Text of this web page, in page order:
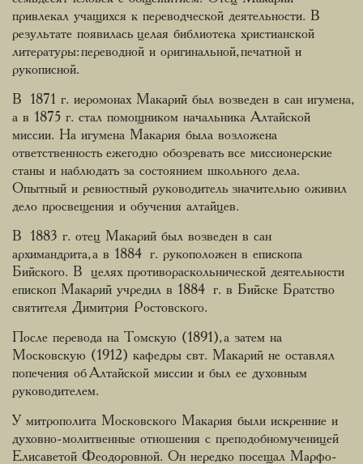
привлекал учащихся к переводческой деятельности. В
результате появилась целая библиотека христианской
литературы: переводной и оригинальной, печатной и
рукописной.
В 1871 г. иеромонах Макарий был возведен в сан игумена,
а в 1875 г. стал помощником начальника Алтайской
миссии. На игумена Макария была возложена
ответственность ежегодно обозревать все миссионерские
станы и наблюдать за состоянием школьного дела.
Опытный и ревностный руководитель значительно оживил
дело просвещения и обучения алтайцев.
В 1883 г. отец Макарий был возведен в сан
архимандрита, а в 1884 г. рукоположен в епископа
Бийского. В целях противораскольнической деятельности
епископ Макарий учредил в 1884 г. в Бийске Братство
святителя Димитрия Ростовского.
После перевода на Томскую (1891), а затем на
Московскую (1912) кафедры свт. Макарий не оставлял
попечения об Алтайской миссии и был ее духовным
руководителем.
У митрополита Московского Макария были искренние и
духовно-молитвенные отношения с преподобномученицей
Елисаветой Феодоровной. Он нередко посещал Марфо-